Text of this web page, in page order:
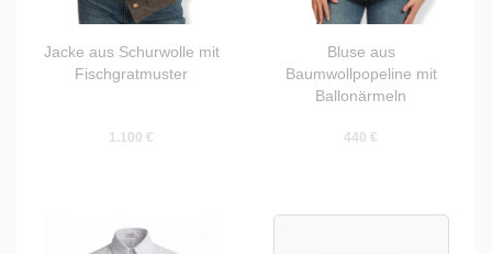
Jacke aus Schurwolle mit
Fischgratmuster
1.100 €
Bluse aus
Baumwollpopeline mit
Ballonärmeln
440 €